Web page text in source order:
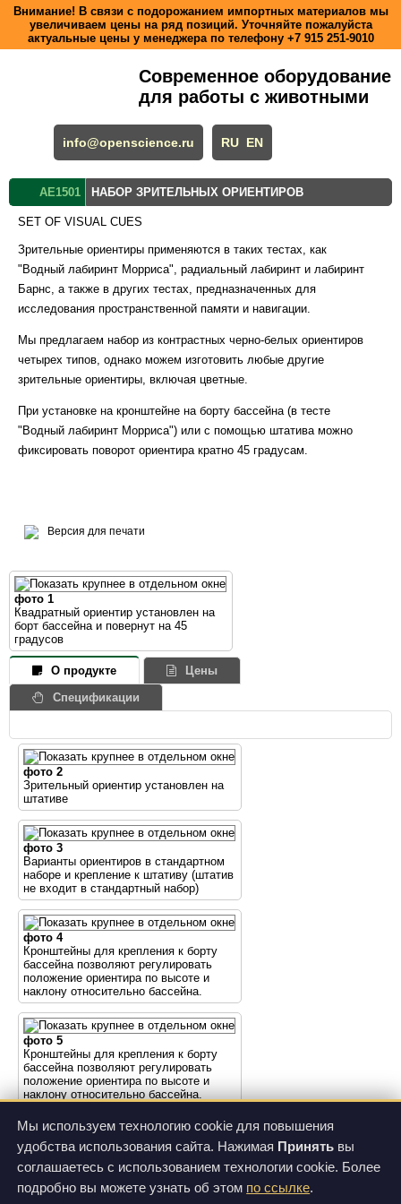
Мы используем технологию cookie для повышения
удобства использования сайта. Нажимая Принять вы
соглашаетесь с использованием технологии cookie. Более
подробно вы можете узнать об этом по ссылке.
Внимание! В связи с подорожанием импортных материалов мы
увеличиваем цены на ряд позиций. Уточняйте пожалуйста
актуальные цены у менеджера по телефону +7 915 251-9010
Современное оборудование
для работы с животными
info@openscience.ru RU EN
AE1501 НАБОР ЗРИТЕЛЬНЫХ ОРИЕНТИРОВ
SET OF VISUAL CUES
Зрительные ориентиры применяются в таких тестах, как
"Водный лабиринт Морриса", радиальный лабиринт и лабиринт
Барнс, а также в других тестах, предназначенных для
исследования пространственной памяти и навигации.
Мы предлагаем набор из контрастных черно-белых ориентиров
четырех типов, однако можем изготовить любые другие
зрительные ориентиры, включая цветные.
При установке на кронштейне на борту бассейна (в тесте
"Водный лабиринт Морриса") или с помощью штатива можно
фиксировать поворот ориентира кратно 45 градусам.
Версия для печати
фото 1
Квадратный ориентир установлен на
борт бассейна и повернут на 45
градусов
О продукте
Цены
Спецификации
фото 2
Зрительный ориентир установлен на
штативе
фото 3
Варианты ориентиров в стандартном
наборе и крепление к штативу (штатив
не входит в стандартный набор)
фото 4
Кронштейны для крепления к борту
бассейна позволяют регулировать
положение ориентира по высоте и
наклону относительно бассейна.
фото 5
Кронштейны для крепления к борту
бассейна позволяют регулировать
положение ориентира по высоте и
наклону относительно бассейна.
фото 6
Кронштейны для крепления к борту
бассейна позволяют регулировать
положение ориентира по высоте и
наклону относительно бассейна.